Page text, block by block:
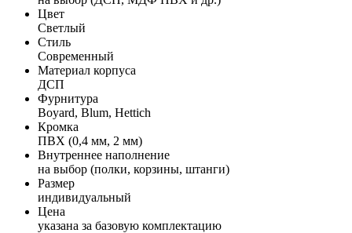
Цвет
Светлый
Стиль
Современный
Материал корпуса
ДСП
Фурнитура
Boyard, Blum, Hettich
Кромка
ПВХ (0,4 мм, 2 мм)
Внутреннее наполнение
на выбор (полки, корзины, штанги)
Размер
индивидуальный
Цена
указана за базовую комплектацию